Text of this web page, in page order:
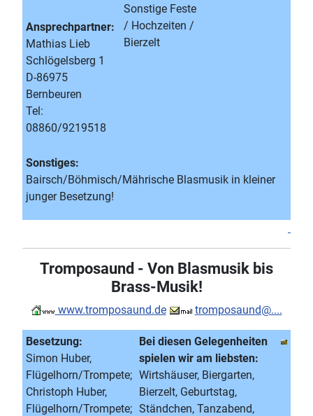
Sonstige Feste
/ Hochzeiten /
Bierzelt
Ansprechpartner:
Mathias Lieb
Schlögelsberg 1
D-86975
Bernbeuren
Tel:
08860/9219518
Sonstiges:
Bairsch/Böhmisch/Mährische Blasmusik in kleiner
junger Besetzung!
Tromposaund - Von Blasmusik bis
Brass-Musik!
www.tromposaund.de tromposaund@....
Besetzung:
Simon Huber,
Flügelhorn/Trompete;
Christoph Huber,
Flügelhorn/Trompete;
Bei diesen Gelegenheiten
spielen wir am liebsten:
Wirtshäuser, Biergarten,
Bierzelt, Geburtstag,
Ständchen, Tanzabend,